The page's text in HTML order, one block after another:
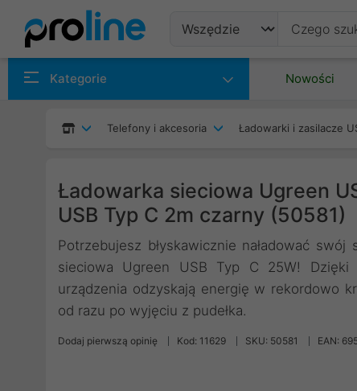
Kategorie Nowości
Telefony i akcesoria Ładowarki i zasilacze
Ładowarka sieciowa Ugreen
USB Typ C 2m czarny (50581)
Potrzebujesz błyskawicznie naładować
sieciowa Ugreen USB Typ C 25W! Dzięki
urządzenia odzyskają energię w rekordowo
od razu po wyjęciu z pudełka.
Dodaj pierwszą opinię Kod: 11629 SKU: 50581 EAN: